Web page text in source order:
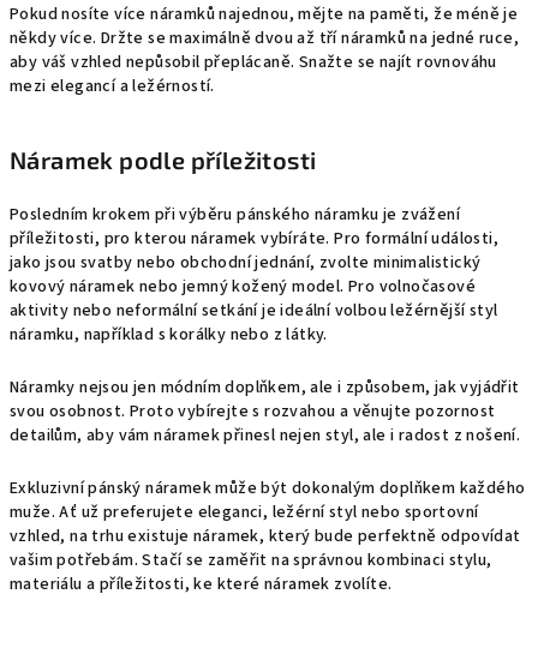
Pokud nosíte více náramků najednou, mějte na paměti, že méně je
někdy více. Držte se maximálně dvou až tří náramků na jedné ruce,
aby váš vzhled nepůsobil přeplácaně. Snažte se najít rovnováhu
mezi elegancí a ležérností.
Náramek podle příležitosti
Posledním krokem při výběru pánského náramku je zvážení
příležitosti, pro kterou náramek vybíráte. Pro formální události,
jako jsou svatby nebo obchodní jednání, zvolte minimalistický
kovový náramek nebo jemný kožený model. Pro volnočasové
aktivity nebo neformální setkání je ideální volbou ležérnější styl
náramku, například s korálky nebo z látky.
Náramky nejsou jen módním doplňkem, ale i způsobem, jak vyjádřit
svou osobnost. Proto vybírejte s rozvahou a věnujte pozornost
detailům, aby vám náramek přinesl nejen styl, ale i radost z nošení.
Exkluzivní pánský náramek může být dokonalým doplňkem každého
muže. Ať už preferujete eleganci, ležérní styl nebo sportovní
vzhled, na trhu existuje náramek, který bude perfektně odpovídat
vašim potřebám. Stačí se zaměřit na správnou kombinaci stylu,
materiálu a příležitosti, ke které náramek zvolíte.